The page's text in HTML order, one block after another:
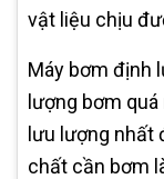
vật liệu chịu
Máy bơm định
lượng bơm
lưu lượng nhất
chất cần bơm